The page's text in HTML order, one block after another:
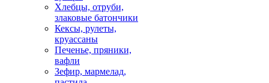
Хлебцы, отруби,
злаковые батончики
Кексы, рулеты,
круассаны
Печенье, пряники,
вафли
Зефир, мармелад,